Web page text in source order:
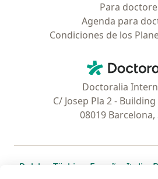
Para
Agenda para
Condiciones de los
Doctoralia
C/ Josep Pla 2 -
08019 Barcelona,
Polska se abre en una nueva
Türkiye se abre en una
España se
Italia